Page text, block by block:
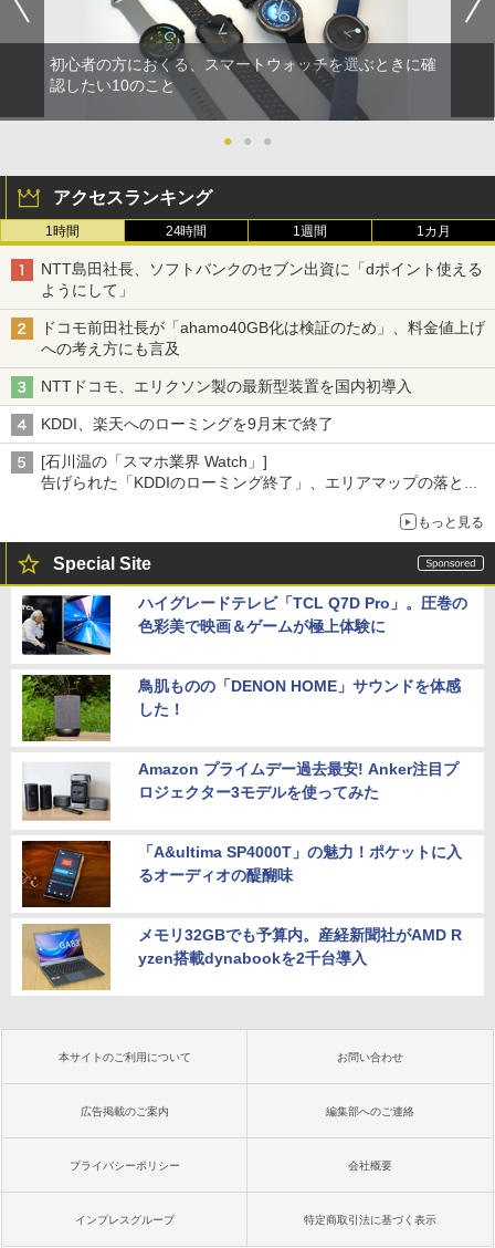
初心者の方におくる、スマートウォッチを選ぶときに確
認したい10のこと
● ● ●
アクセスランキング
1時間 24時間 1週間 1カ月
NTT島田社長、ソフトバンクのセブン出資に「dポイント使える
ようにして」
ドコモ前田社長が「ahamo40GB化は検証のため」、料金値上げ
への考え方にも言及
NTTドコモ、エリクソン製の最新型装置を国内初導入
KDDI、楽天へのローミングを9月末で終了
[石川温の「スマホ業界 Watch」]
告げられた「KDDIのローミング終了」、エリアマップの落とし
もっと見る
Special Site
ハイグレードテレビ「TCL Q7D Pro」。圧巻の
色彩美で映画＆ゲームが極上体験に
鳥肌ものの「DENON HOME」サウンドを体感
した！
Amazon プライムデー過去最安! Anker注目プ
ロジェクター3モデルを使ってみた
「A&ultima SP4000T」の魅力！ポケットに入
るオーディオの醍醐味
メモリ32GBでも予算内。産経新聞社がAMD R
yzen搭載dynabookを2千台導入
本サイトのご利用について お問い合わせ
広告掲載のご案内 編集部へのご連絡
プライバシーポリシー 会社概要
インプレスグループ 特定商取引法に基づく表示